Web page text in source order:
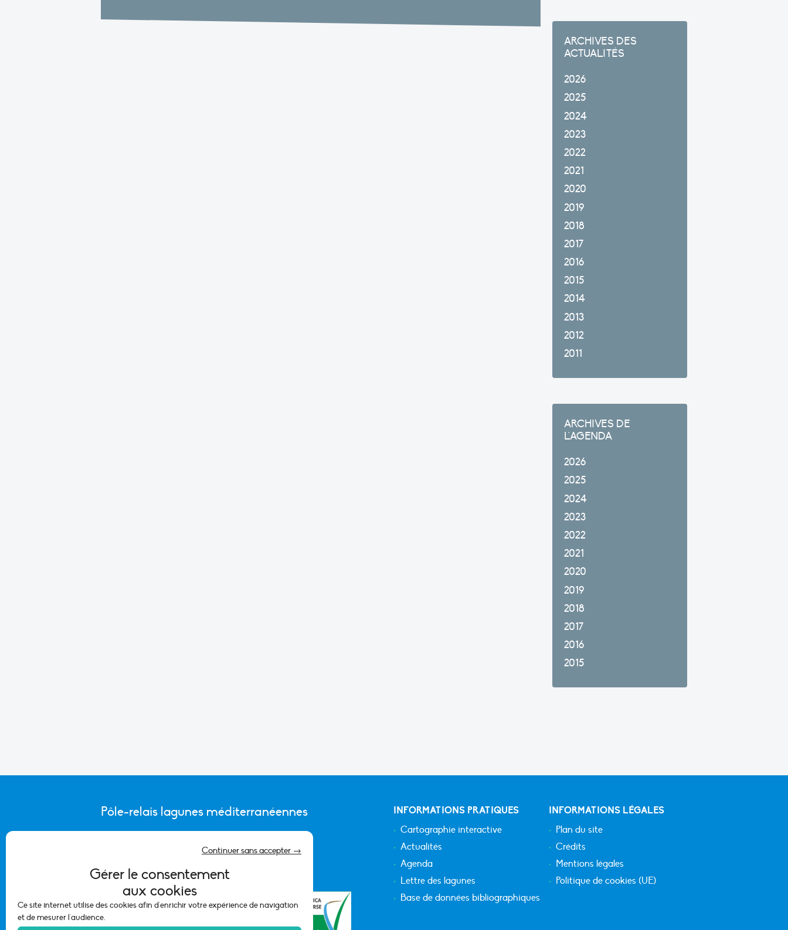
Gérer le consentement
aux cookies
Ce site internet utilise des cookies afin d'enrichir votre expérience de navigation
et de mesurer l'audience.
Continuer sans accepter →
ARCHIVES DES
ACTUALITÉS
2026
2025
2024
2023
2022
2021
2020
2019
2018
2017
2016
2015
2014
2013
2012
2011
ARCHIVES DE
L'AGENDA
2026
2025
2024
2023
2022
2021
2020
2019
2018
2017
2016
2015
Pôle-relais lagunes méditerranéennes
CONTACTER L’ÉQUIPE DU PÔLE
INFORMATIONS PRATIQUES
Cartographie interactive
Actualités
Agenda
Lettre des lagunes
Base de données bibliographiques
INFORMATIONS LÉGALES
Plan du site
Crédits
Mentions légales
Politique de cookies (UE)